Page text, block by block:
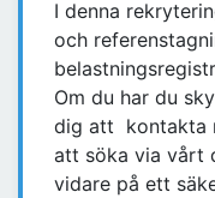
I denna
och
Om du har du
dig att kontakta
att söka via vårt
vidare på ett